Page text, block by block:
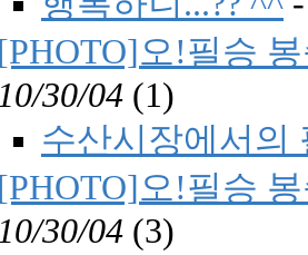
[PHOTO]오!필승
30/04 (1)
수산시장에서의
[PHOTO]오!필승
30/04 (3)